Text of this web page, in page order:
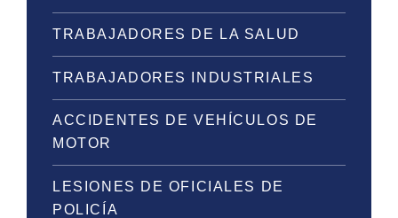
TRABAJADORES DE LA SALUD
TRABAJADORES INDUSTRIALES
ACCIDENTES DE VEHÍCULOS DE
MOTOR
LESIONES DE OFICIALES DE
POLICÍA